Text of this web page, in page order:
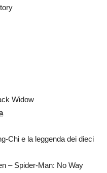
Widow
Chi e la leggenda dei dieci
– Spider-Man: No Way